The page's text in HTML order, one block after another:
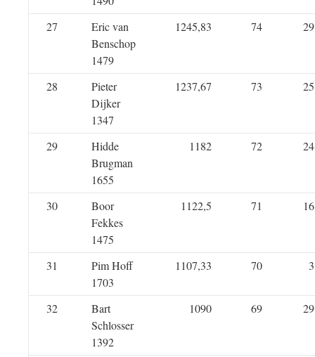
27
Eric van
Benschop
1479
1245,83 74 29
28
Pieter
Dijker
1347
1237,67 73 25
29
Hidde
Brugman
1655
1182 72 24
30
Boor
Fekkes
1475
1122,5 71 16
31
Pim Hoff
1703
1107,33 70 3
32
Bart
Schlosser
1392
1090 69 29